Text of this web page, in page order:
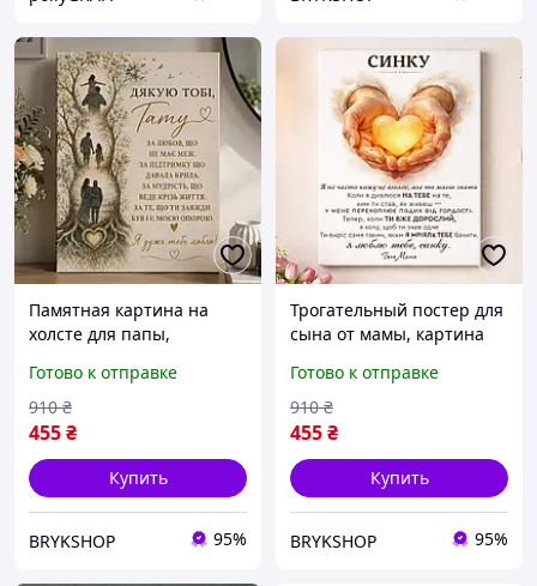
Памятная картина на
холсте для папы,
отцу от дочери,
интерьерный постер для
декора
Готово к отправке
455₴
910 ₴
Купить
BRYKSHOP 95%
Трогательный постер для
сына от мамы, картина
для декора интерьера,
оригинальный подарок
сыну
Готово к отправке
455₴
910 ₴
Купить
BRYKSHOP 95%